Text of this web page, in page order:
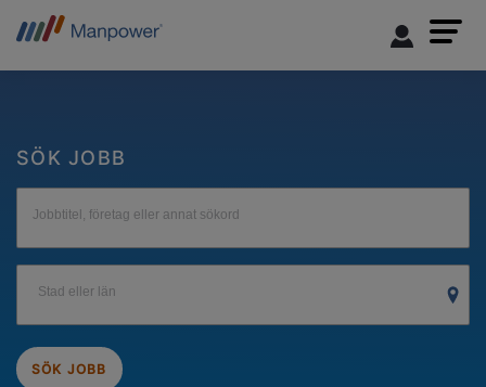
SÖK JOBB
Jobbtitel, företag eller annat sökord
Stad eller län
SÖK JOBB